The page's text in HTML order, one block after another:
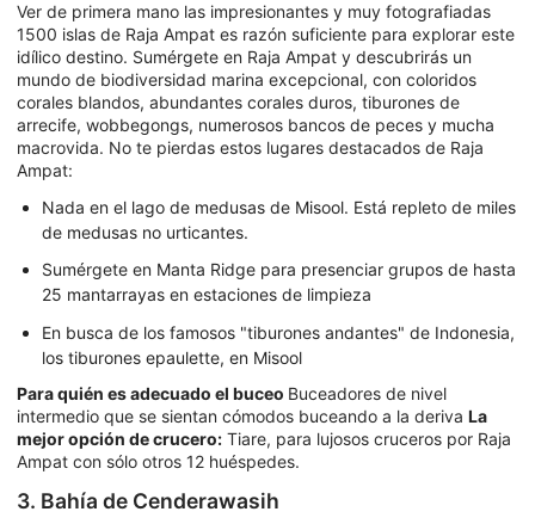
Ver de primera mano las impresionantes y muy fotografiadas
1500 islas de Raja Ampat es razón suficiente para explorar este
idílico destino. Sumérgete en Raja Ampat y descubrirás un
mundo de biodiversidad marina excepcional, con coloridos
corales blandos, abundantes corales duros, tiburones de
arrecife, wobbegongs, numerosos bancos de peces y mucha
macrovida. No te pierdas estos lugares destacados de Raja
Ampat:
Nada en el lago de medusas de Misool. Está repleto de miles
de medusas no urticantes.
Sumérgete en Manta Ridge para presenciar grupos de hasta
25 mantarrayas en estaciones de limpieza
En busca de los famosos "tiburones andantes" de Indonesia,
los tiburones epaulette, en Misool
Para quién es adecuado el buceo Buceadores de nivel
intermedio que se sientan cómodos buceando a la deriva La
mejor opción de crucero: Tiare, para lujosos cruceros por Raja
Ampat con sólo otros 12 huéspedes.
3. Bahía de Cenderawasih